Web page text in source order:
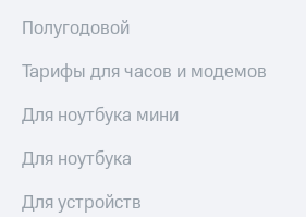
Описание
приобретения
выкупа
акций
Дивиденды
Рынок
облигаций
Полугодовой
Тарифы для часов и модемов
Для ноутбука мини
Для ноутбука
Для устройств